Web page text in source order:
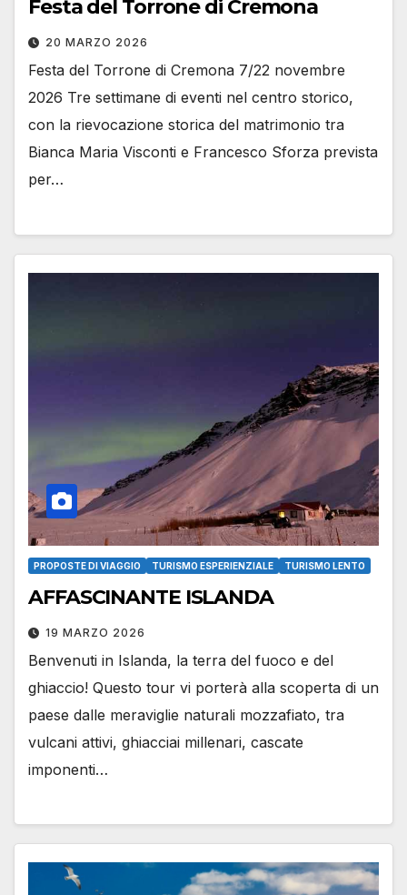
Festa del Torrone di Cremona
20 MARZO 2026
Festa del Torrone di Cremona 7/22 novembre
2026 Tre settimane di eventi nel centro storico,
con la rievocazione storica del matrimonio tra
Bianca Maria Visconti e Francesco Sforza prevista
per…
PROPOSTE DI VIAGGIO TURISMO ESPERIENZIALE TURISMO LENTO
AFFASCINANTE ISLANDA
19 MARZO 2026
Benvenuti in Islanda, la terra del fuoco e del
ghiaccio! Questo tour vi porterà alla scoperta di un
paese dalle meraviglie naturali mozzafiato, tra
vulcani attivi, ghiacciai millenari, cascate
imponenti…